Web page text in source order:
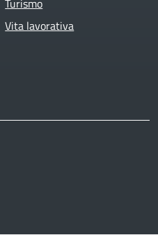
Turismo
Vita lavorativa